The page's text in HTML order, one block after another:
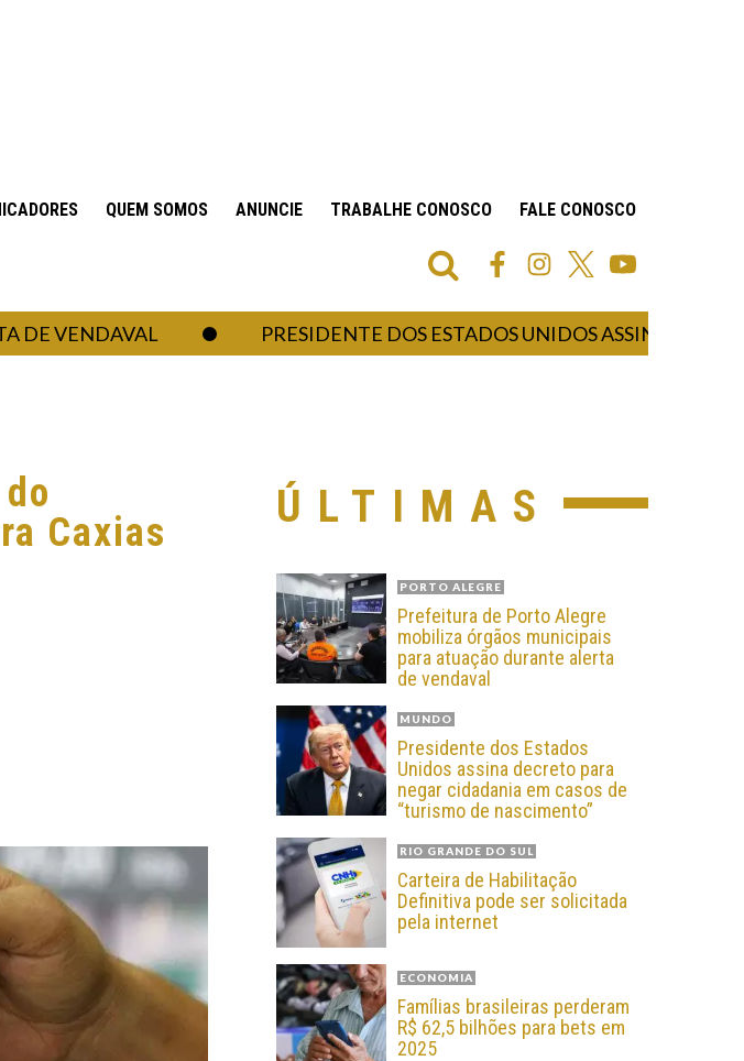
QUEM SOMOS ANUNCIE TRABALHE CONOSCO FALE CONOSCO
PRESIDENTE DOS ESTADOS UNIDOS ASSINA DECRETO
Caxias
ÚLTIMAS
PORTO ALEGRE
Prefeitura de Porto Alegre
mobiliza órgãos municipais
para atuação durante alerta
de vendaval
MUNDO
Presidente dos Estados
Unidos assina decreto para
negar cidadania em casos de
“turismo de nascimento”
RIO GRANDE DO SUL
Carteira de Habilitação
Definitiva pode ser solicitada
pela internet
ECONOMIA
Famílias brasileiras perderam
R$ 62,5 bilhões para bets em
2025